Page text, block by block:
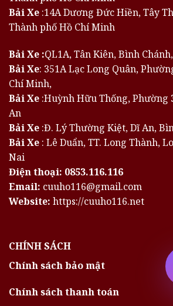
Bải Xe :14A Dương Đức Hiền, Tây
Thành phố Hồ Chí Minh
Bải Xe :QL1A, Tân Kiên, Bình
Bải Xe: 351A Lạc Long Quân,
Chí Minh,
Bải Xe :Huỳnh Hữu Thống, Phường
An
Bải Xe :Đ. Lý Thường Kiệt, Dĩ An,
Bải Xe : Lê Duẩn, TT. Long Thành,
Nai
Điện thoại: 0853.116.116
Email: cuuho116@gmail.com
Website: https://cuuho116.net
CHÍNH SÁCH
Chính sách bảo mật
Chính sách thanh toán